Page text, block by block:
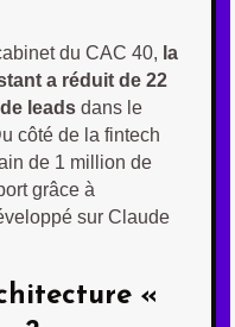
du CAC 40, la
a réduit de 22
leads dans le
côté de la fintech
de 1 million de
grâce à
sur Claude
«